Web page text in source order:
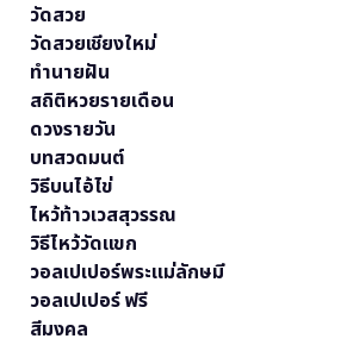
วัดสวย
วัดสวยเชียงใหม่
ทำนายฝัน
สถิติหวยรายเดือน
ดวงรายวัน
บทสวดมนต์
วิธีบนไอ้ไข่
ไหว้ท้าวเวสสุวรรณ
วิธีไหว้วัดแขก
วอลเปเปอร์พระแม่ลักษมี
วอลเปเปอร์ ฟรี
สีมงคล